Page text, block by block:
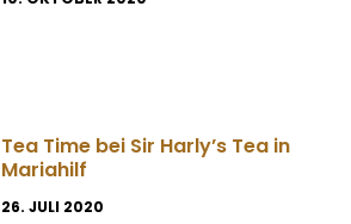
Tea Time bei Sir Harly’s Tea in
Mariahilf
26. JULI 2020